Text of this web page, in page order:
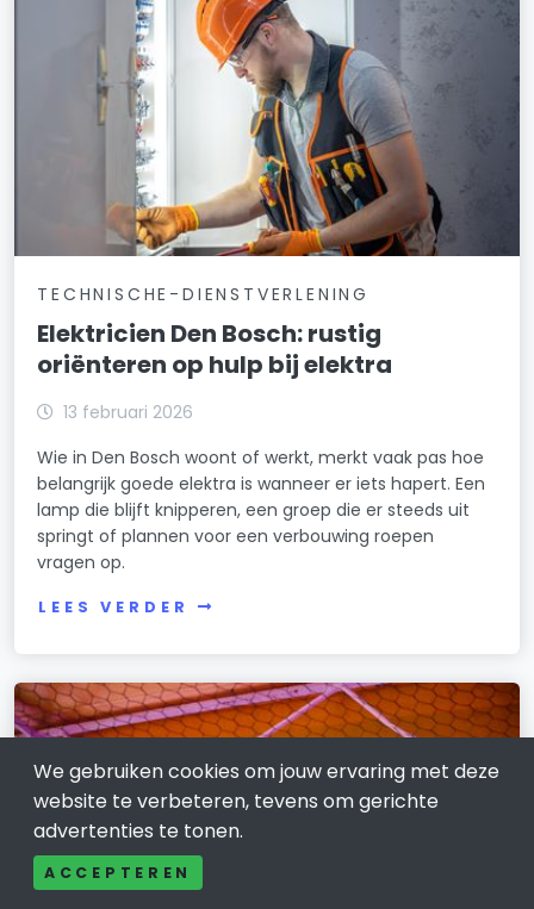
TECHNISCHE-DIENSTVERLENING
Elektricien Den Bosch: rustig
oriënteren op hulp bij elektra
13 februari 2026
Wie in Den Bosch woont of werkt, merkt vaak pas hoe
belangrijk goede elektra is wanneer er iets hapert. Een
lamp die blijft knipperen, een groep die er steeds uit
springt of plannen voor een verbouwing roepen
vragen op.
LEES VERDER
We gebruiken cookies om jouw ervaring met deze
website te verbeteren, tevens om gerichte
advertenties te tonen.
ACCEPTEREN